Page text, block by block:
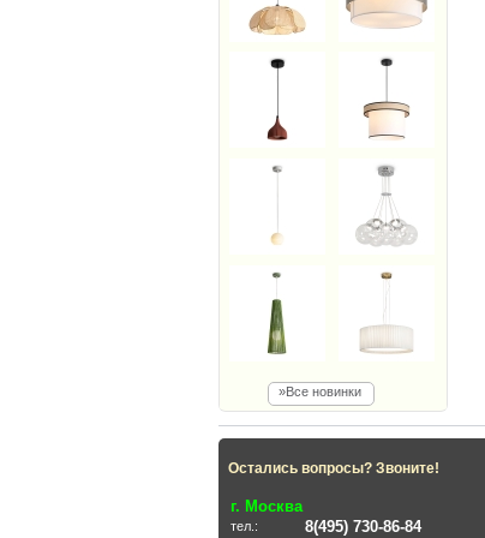
»Все новинки
Остались вопросы? Звоните!
г. Москва
тел.: 8(495) 730-86-84